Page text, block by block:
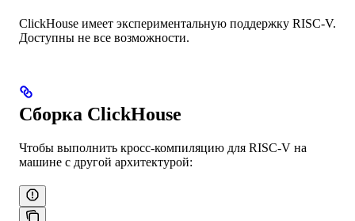
ClickHouse имеет экспериментальную поддержку RISC-V.
Доступны не все возможности.
Сборка ClickHouse
Чтобы выполнить кросс-компиляцию для RISC-V на
машине с другой архитектурой: